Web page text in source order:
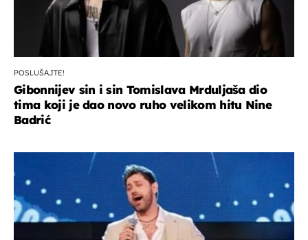
POSLUŠAJTE!
Gibonnijev sin i sin Tomislava Mrduljaša dio
tima koji je dao novo ruho velikom hitu Nine
Badrić